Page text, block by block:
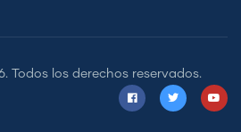
Todos los derechos reservados.